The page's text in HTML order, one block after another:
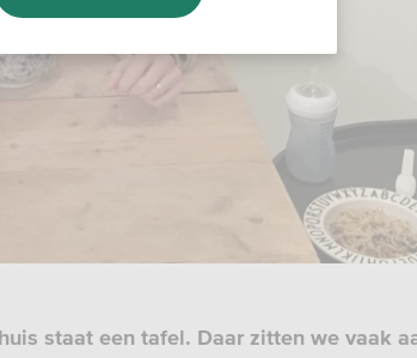
staat een tafel. Daar zitten we vaak